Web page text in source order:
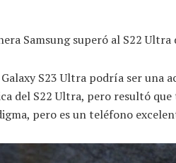
Samsung superó al S22
S23 Ultra podría ser
del S22 Ultra, pero resultó
pero es un teléfono